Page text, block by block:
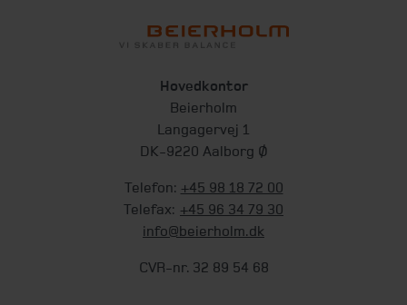
Hovedkontor
Beierholm
Langagervej 1
DK-9220 Aalborg Ø
Telefon: +45 98 18 72 00
Telefax: +45 96 34 79 30
info@beierholm.dk
CVR-nr. 32 89 54 68